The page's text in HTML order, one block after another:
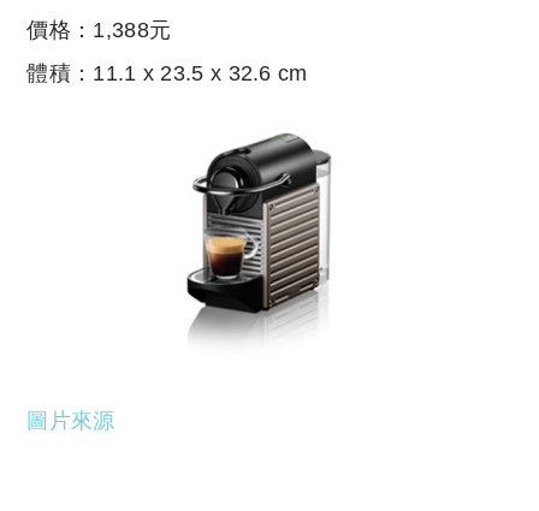
價格：1,388元
體積：11.1 x 23.5 x 32.6 cm
圖片來源